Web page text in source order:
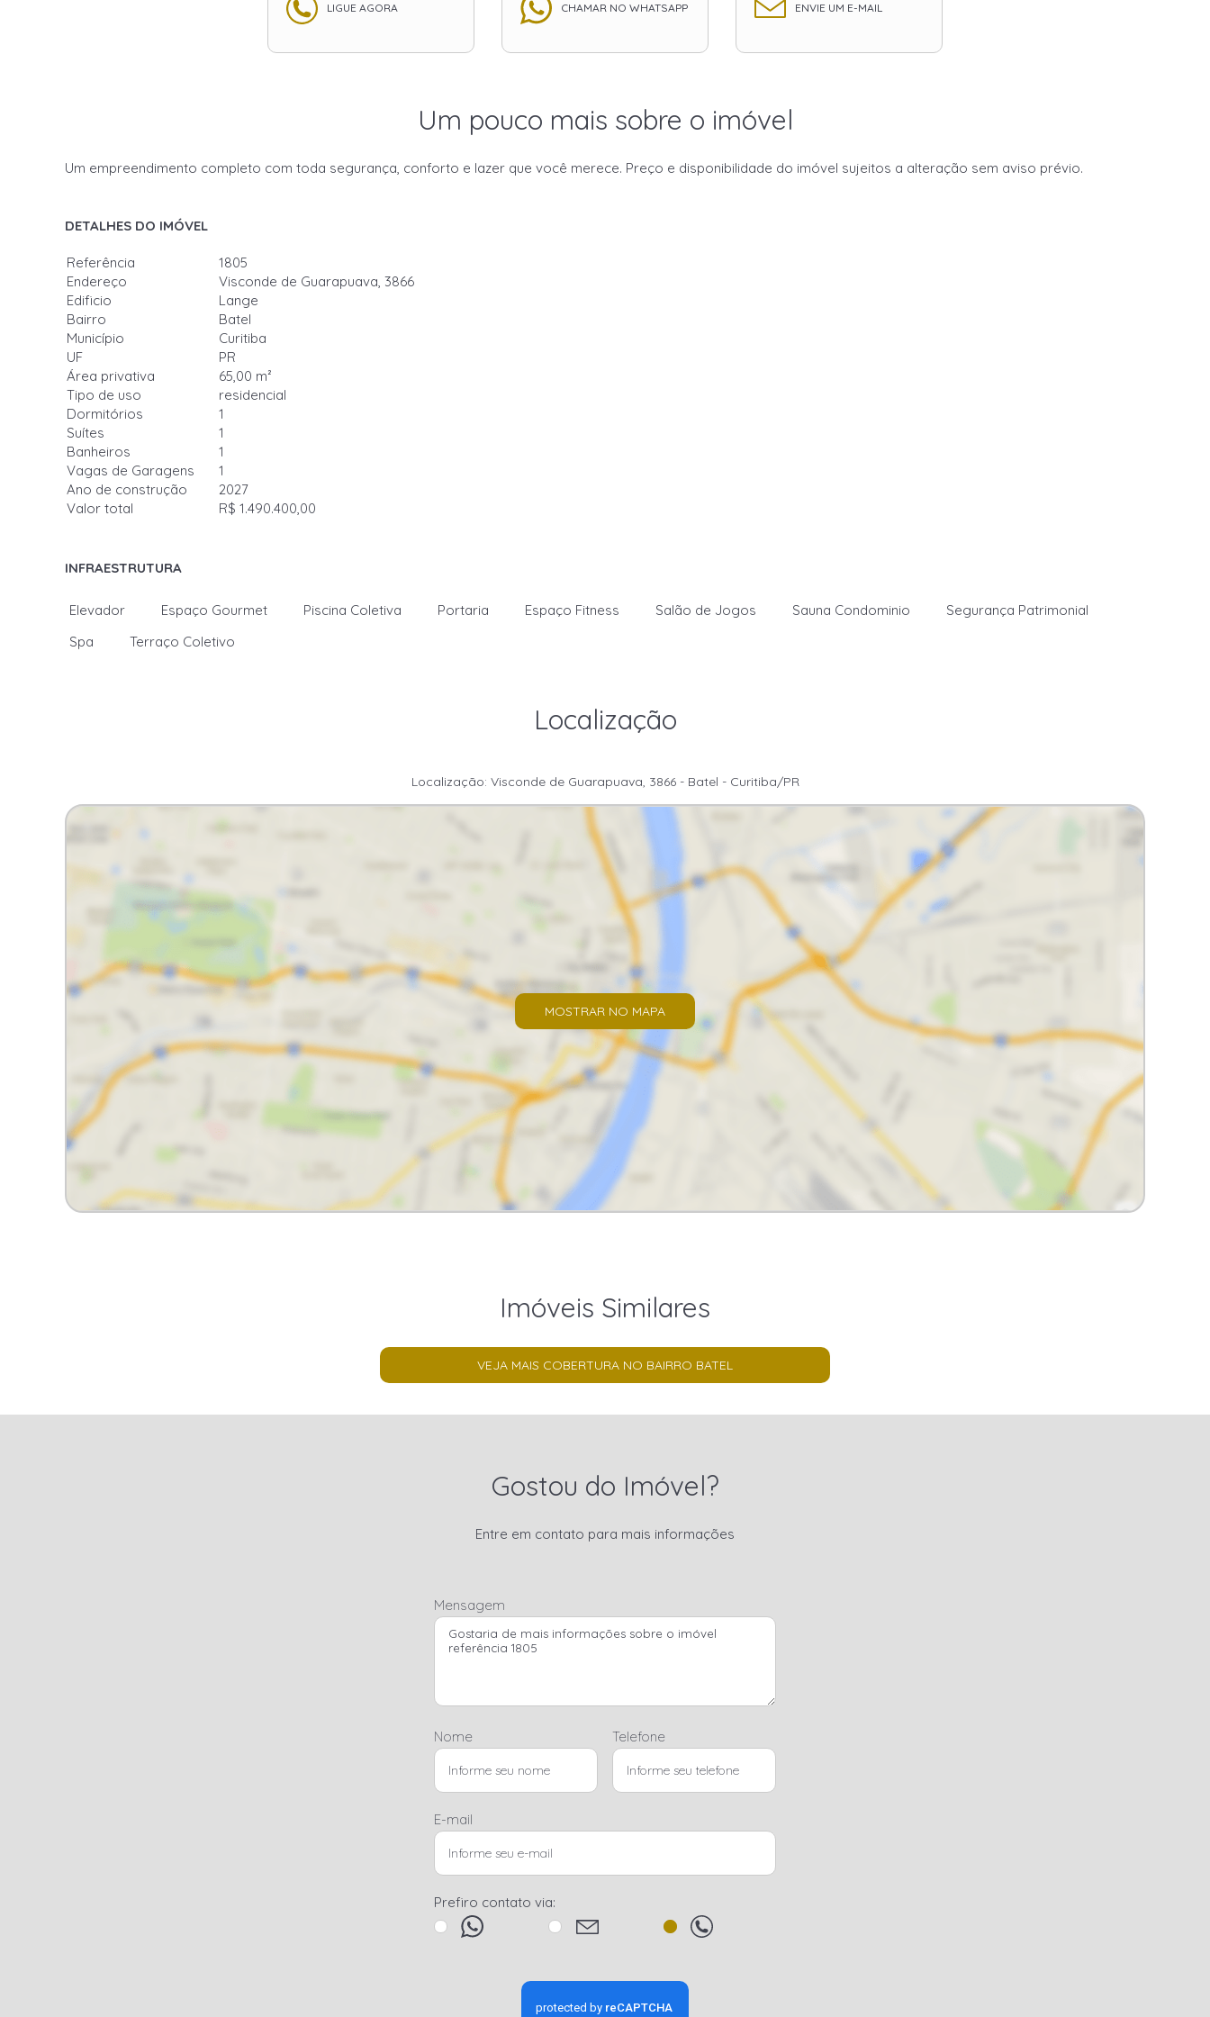
LIGUE AGORA CHAMAR NO WHATSAPP ENVIE UM E-MAIL
Um pouco mais sobre o imóvel
Um empreendimento completo com toda segurança, conforto e lazer que você merece. Preço e disponibilidade do imóvel sujeitos a alteração sem aviso prévio.
DETALHES DO IMÓVEL
Referência
1805
Endereço
Visconde de Guarapuava, 3866
Edificio
Lange
Bairro
Batel
Município
Curitiba
UF
PR
Área privativa
65,00 m²
Tipo de uso
residencial
Dormitórios
1
Suítes
1
Banheiros
1
Vagas de Garagens
1
Ano de construção
2027
Valor total
R$ 1.490.400,00
INFRAESTRUTURA
Elevador Espaço Gourmet Piscina Coletiva Portaria Espaço Fitness Salão de Jogos Sauna Condominio
Segurança Patrimonial
Spa
Terraço Coletivo
Localização
Localização: Visconde de Guarapuava, 3866 - Batel - Curitiba/PR
MOSTRAR NO MAPA
Imóveis Similares
VEJA MAIS COBERTURA NO BAIRRO BATEL
Gostou do Imóvel?
Entre em contato para mais informações
Mensagem
Nome Telefone
E-mail
Prefiro contato via: